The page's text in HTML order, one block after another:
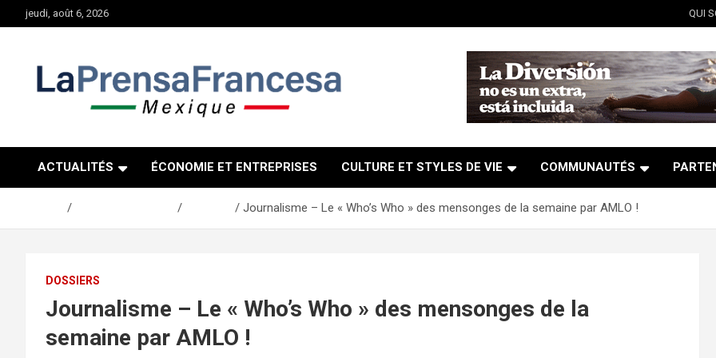
au
jeudi, août 6, 2026 QUI
ACTUALITÉS ÉCONOMIE ET ENTREPRISES CULTURE ET STYLES DE VIE COMMUNAUTÉS
Journalisme – Le « Who’s Who » des mensonges de la semaine par AMLO !
DOSSIERS
Journalisme – Le « Who’s Who » des mensonges de la
semaine par AMLO !